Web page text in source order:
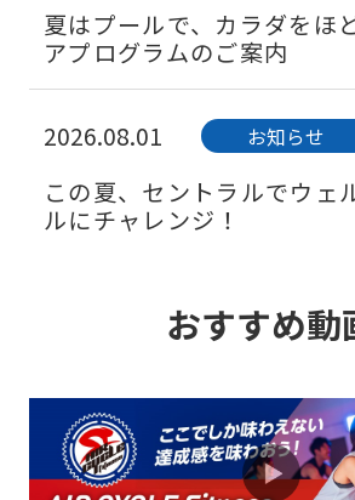
夏はプールで、カラダをほ
アプログラムのご案内
2026.08.01 お知らせ
この夏、セントラルでウェ
ルにチャレンジ！
キャンペーン
2026.08.01 お知らせ
おすすめ動